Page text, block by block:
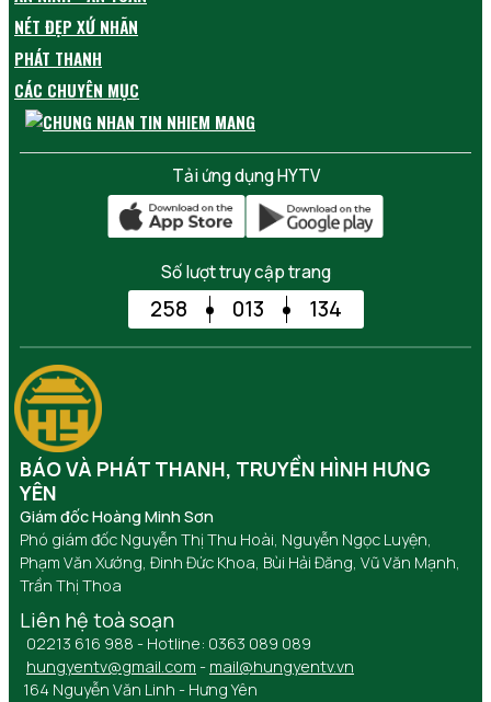
NÉT ĐẸP XỨ NHÃN
PHÁT THANH
CÁC CHUYÊN MỤC
Tải ứng dụng HYTV
Số lượt truy cập trang
258 013 134
BÁO VÀ PHÁT THANH, TRUYỀN HÌNH HƯNG
YÊN
Giám đốc Hoàng Minh Sơn
Phó giám đốc Nguyễn Thị Thu Hoài, Nguyễn Ngọc Luyện,
Phạm Văn Xướng, Đinh Đức Khoa, Bùi Hải Đăng, Vũ Văn Mạnh,
Trần Thị Thoa
Liên hệ toà soạn
02213 616 988 - Hotline: 0363 089 089
hungyentv@gmail.com - mail@hungyentv.vn
164 Nguyễn Văn Linh - Hưng Yên